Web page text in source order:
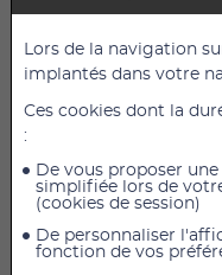
Diffuseur
LA30 Beurer
Réf. : 606.31
50,40 € TTC
42,00 €HT
Lors de la navigation
implantés dans votre
Ces cookies dont la
:
De vous proposer
simplifiée lors de
(cookies de session)
De personnaliser
fonction de vos